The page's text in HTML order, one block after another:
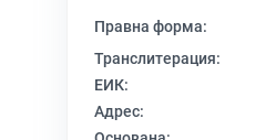
Правна форма:
Транслитерация:
ЕИК:
Адрес: